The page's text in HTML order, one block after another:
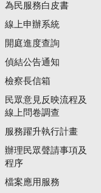
為民服務白皮書
線上申辦系統
開庭進度查詢
偵結公告通知
檢察長信箱
民眾意見反映流程及
線上問卷調查
服務躍升執行計畫
辦理民眾聲請事項及
程序
檔案應用服務